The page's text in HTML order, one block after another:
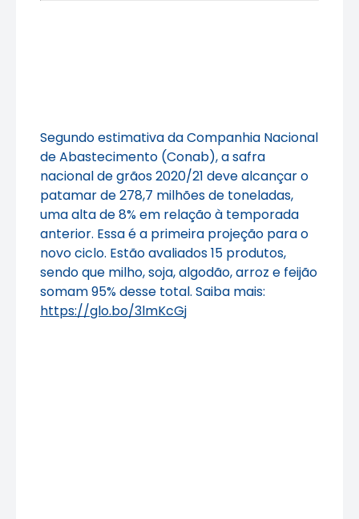
Segundo estimativa da Companhia Nacional
de Abastecimento (Conab), a safra
nacional de grãos 2020/21 deve alcançar o
patamar de 278,7 milhões de toneladas,
uma alta de 8% em relação à temporada
anterior. Essa é a primeira projeção para o
novo ciclo. Estão avaliados 15 produtos,
sendo que milho, soja, algodão, arroz e feijão
somam 95% desse total. Saiba mais:
https://glo.bo/3lmKcGj